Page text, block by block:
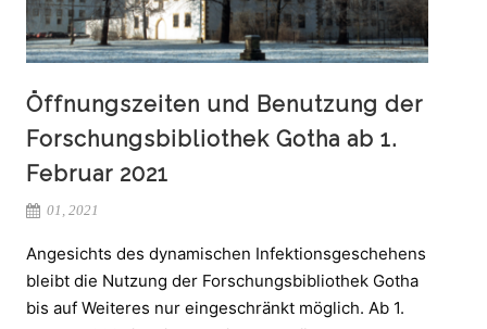
Öffnungszeiten und Benutzung der
Forschungsbibliothek Gotha ab 1.
Februar 2021
01, 2021
Angesichts des dynamischen Infektionsgeschehens
bleibt die Nutzung der Forschungsbibliothek Gotha
bis auf Weiteres nur eingeschränkt möglich. Ab 1.